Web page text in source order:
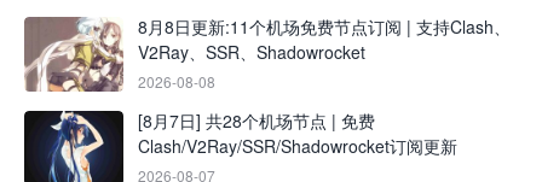
8月8日更新:11个机场免费节点订阅 | 支持Clash、
V2Ray、SSR、Shadowrocket
2026-08-08
[8月7日] 共28个机场节点 | 免费
Clash/V2Ray/SSR/Shadowrocket订阅更新
2026-08-07